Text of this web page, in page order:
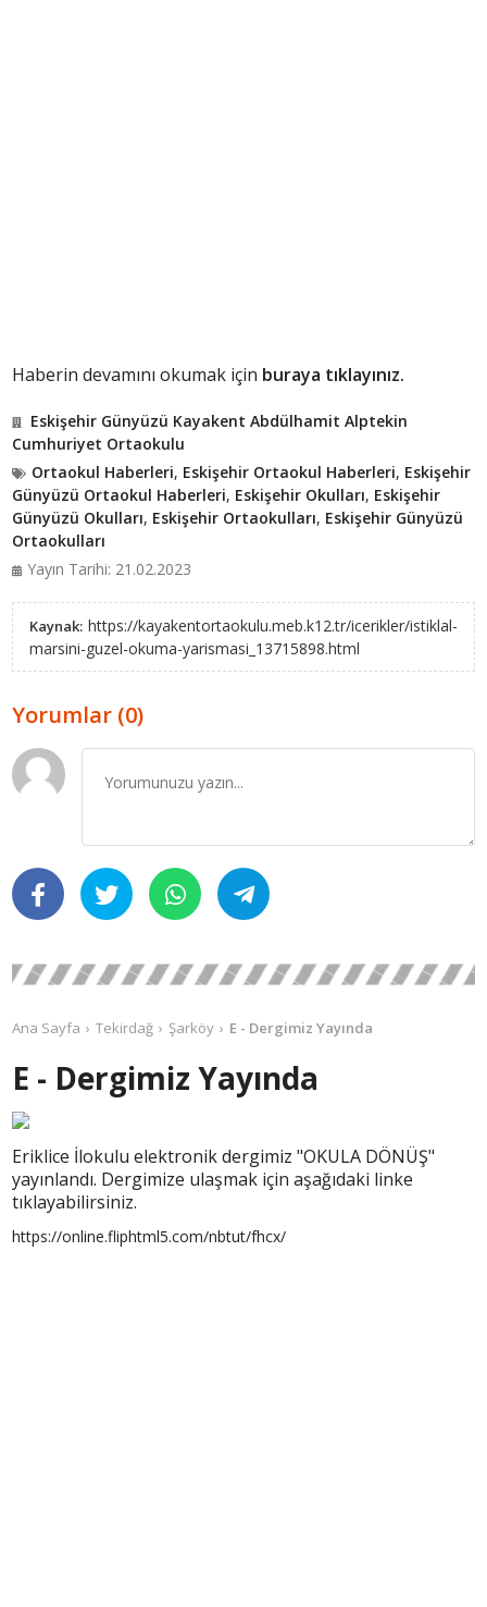
Haberin devamını okumak için buraya tıklayınız.
Eskişehir Günyüzü Kayakent Abdülhamit Alptekin
Cumhuriyet Ortaokulu
Ortaokul Haberleri, Eskişehir Ortaokul Haberleri, Eskişehir
Günyüzü Ortaokul Haberleri, Eskişehir Okulları, Eskişehir
Günyüzü Okulları, Eskişehir Ortaokulları, Eskişehir Günyüzü
Ortaokulları
Yayın Tarihi: 21.02.2023
Kaynak: https://kayakentortaokulu.meb.k12.tr/icerikler/istiklal-
marsini-guzel-okuma-yarismasi_13715898.html
Yorumlar (0)
Ana Sayfa Tekirdağ Şarköy E - Dergimiz Yayında
E - Dergimiz Yayında
Eriklice İlokulu elektronik dergimiz "OKULA DÖNÜŞ"
yayınlandı. Dergimize ulaşmak için aşağıdaki linke
tıklayabilirsiniz.
https://online.fliphtml5.com/nbtut/fhcx/